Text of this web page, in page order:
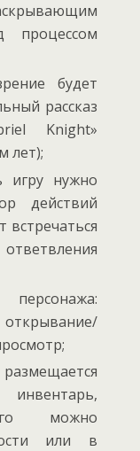
процессом
будет
рассказ
Knight»
лет);
игру нужно
действий
встречаться
можно
или в